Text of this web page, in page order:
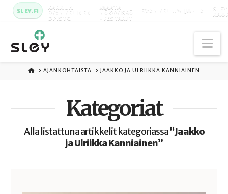
SLEY.FI KARKUN
EVANKELINEN
OPISTO
MAATA
NÄKYVISSÄ
-FESTARIT
EVANKELIUMIJUHLA
ETUSIVU
AJANKOHTAISTA JAAKKO JA ULRIIKKA KANNIAINEN
Kategoriat
Alla listattuna artikkelit kategoriassa“Jaakko
ja Ulriikka Kanniainen”